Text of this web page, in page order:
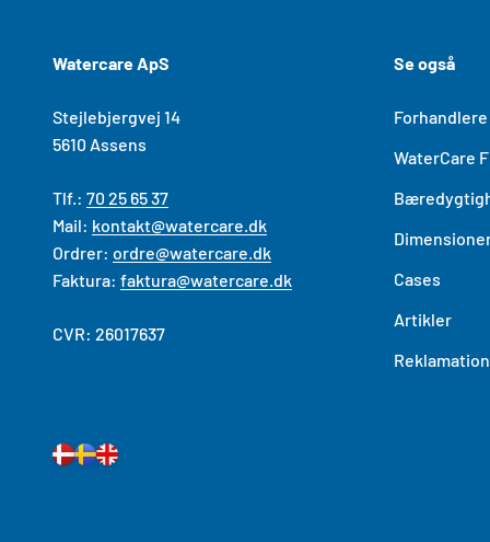
Watercare ApS
Stejlebjergvej 14
5610 As​sens
Tlf.: 70 25 65 37
Mail: kontakt@watercare.dk
Ordrer: ordre@watercare.dk
Faktura: faktura@watercare.dk
CVR: 26017637
Se også
Forhandlere
WaterCare
Cases
Artikler
Reklamation